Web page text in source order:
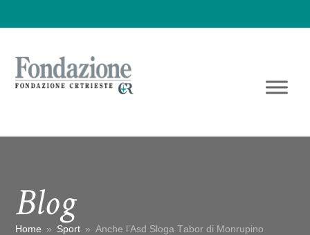
Blog
Home » Sport » Anche l’Asd Sloga Tabor di Monrupino